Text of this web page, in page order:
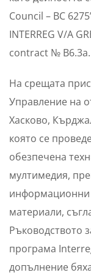
Council – BC
INTERREG V/A
contract №
На срещата
Управление на
Хасково,
която се
обезпечена
мултимедия,
информационни
материали,
Ръководството
програма
допълнение